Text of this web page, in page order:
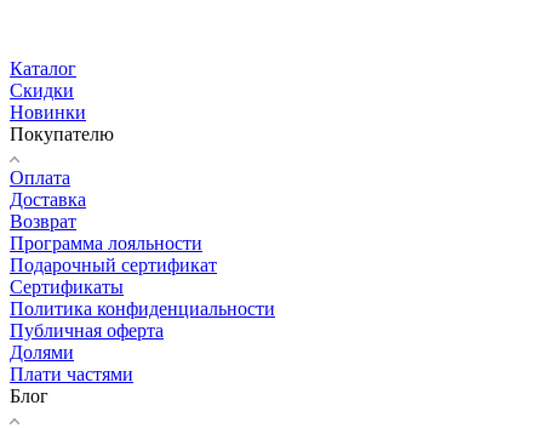
Каталог
Скидки
Новинки
Покупателю
Оплата
Доставка
Возврат
Программа лояльности
Подарочный сертификат
Сертификаты
Политика конфиденциальности
Публичная оферта
Долями
Плати частями
Блог